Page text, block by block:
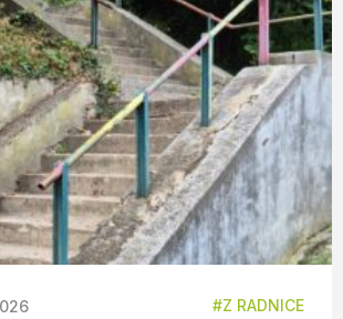
Z RADNICE